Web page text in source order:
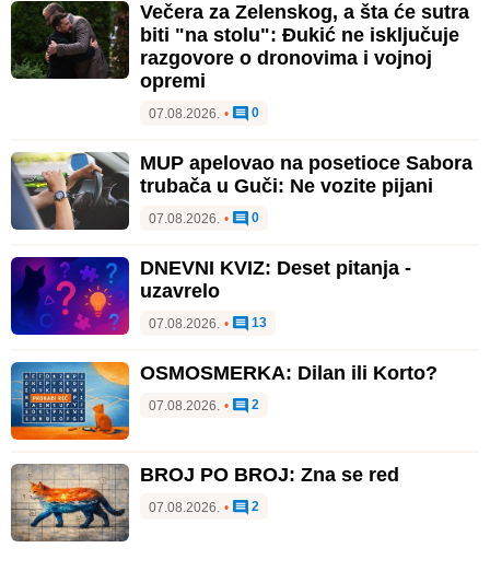
Večera za Zelenskog, a šta će sutra
biti "na stolu": Đukić ne isključuje
razgovore o dronovima i vojnoj
opremi
07.08.2026. • 0
MUP apelovao na posetioce Sabora
trubača u Guči: Ne vozite pijani
07.08.2026. • 0
DNEVNI KVIZ: Deset pitanja -
uzavrelo
07.08.2026. • 13
OSMOSMERKA: Dilan ili Korto?
07.08.2026. • 2
BROJ PO BROJ: Zna se red
07.08.2026. • 2